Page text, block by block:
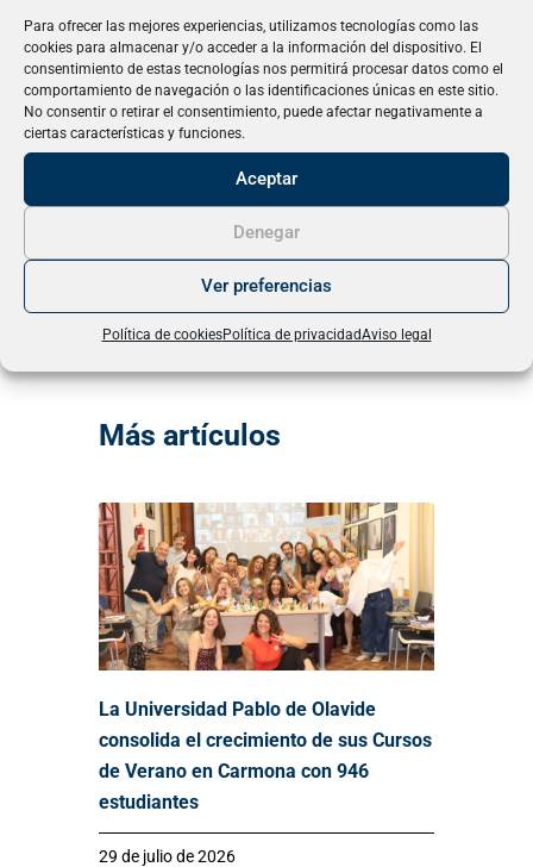
Para ofrecer las mejores experiencias, utilizamos tecnologías como las
cookies para almacenar y/o acceder a la información del dispositivo. El
consentimiento de estas tecnologías nos permitirá procesar datos como el
comportamiento de navegación o las identificaciones únicas en este sitio.
No consentir o retirar el consentimiento, puede afectar negativamente a
ciertas características y funciones.
Aceptar
Denegar
Ver preferencias
Política de cookiesPolítica de privacidadAviso legal
voz del músico, “muy querido” por su público local.
“Eso sin la inteligencia artificial no se podría haber
hecho. Y no tiene nada de malo, entonces,
hagámoslo”, ha concluido Salaverría.
Fuente: Europa Press
Más artículos
La Universidad Pablo de Olavide
consolida el crecimiento de sus Cursos
de Verano en Carmona con 946
estudiantes
29 de julio de 2026